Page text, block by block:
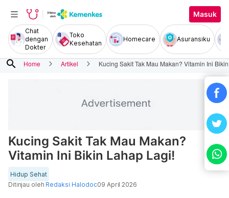
Masuk
Chat
dengan
Dokter
Toko
Kesehatan
Homecare Asuransiku
search Home Artikel Kucing Sakit Tak Mau Makan? Vitamin Ini
Kucing Sakit Tak Mau Makan?
Vitamin Ini Bikin Lahap Lagi!
Hidup Sehat
Ditinjau oleh Redaksi Halodoc09 April 2026